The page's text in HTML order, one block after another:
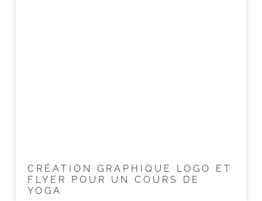
CRÉATION GRAPHIQUE LOGO ET
FLYER POUR UN COURS DE
YOGA